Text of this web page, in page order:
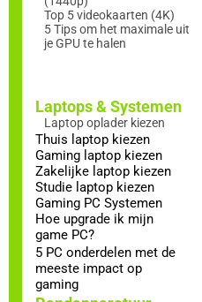
Top 5 videokaarten (4K)
5 Tips om het maximale uit
je GPU te halen
Laptops & Systemen
Laptop oplader kiezen
Thuis laptop kiezen
Gaming laptop kiezen
Zakelijke laptop kiezen
Studie laptop kiezen
Gaming PC Systemen
Hoe upgrade ik mijn
game PC?
5 PC onderdelen met de
meeste impact op
gaming